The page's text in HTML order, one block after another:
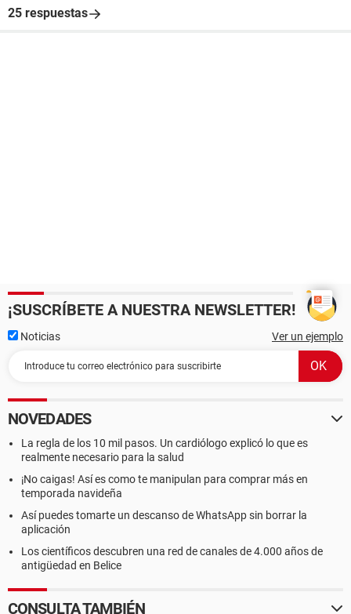
25 respuestas
¡SUSCRÍBETE A NUESTRA NEWSLETTER!
Noticias Ver un ejemplo
NOVEDADES
La regla de los 10 mil pasos. Un cardiólogo explicó lo que es
realmente necesario para la salud
¡No caigas! Así es como te manipulan para comprar más en
temporada navideña
Así puedes tomarte un descanso de WhatsApp sin borrar la
aplicación
Los científicos descubren una red de canales de 4.000 años de
antigüedad en Belice
CONSULTA TAMBIÉN